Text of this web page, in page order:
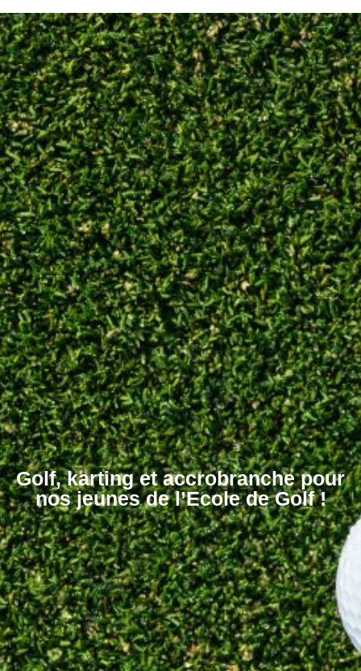
Golf, karting et accrobranche pour
nos jeunes de l’Ecole de Golf !